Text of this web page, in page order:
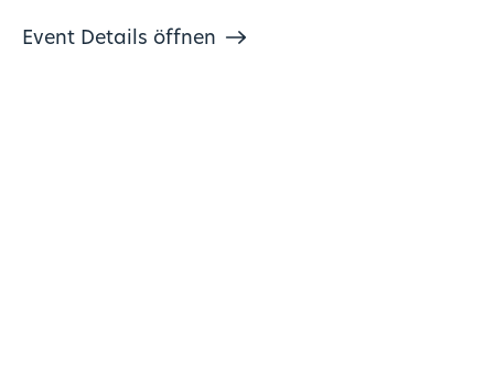
Event Details öffnen